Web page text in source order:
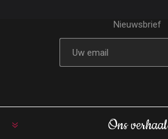
Nieuwsbrief
Ons verhaal